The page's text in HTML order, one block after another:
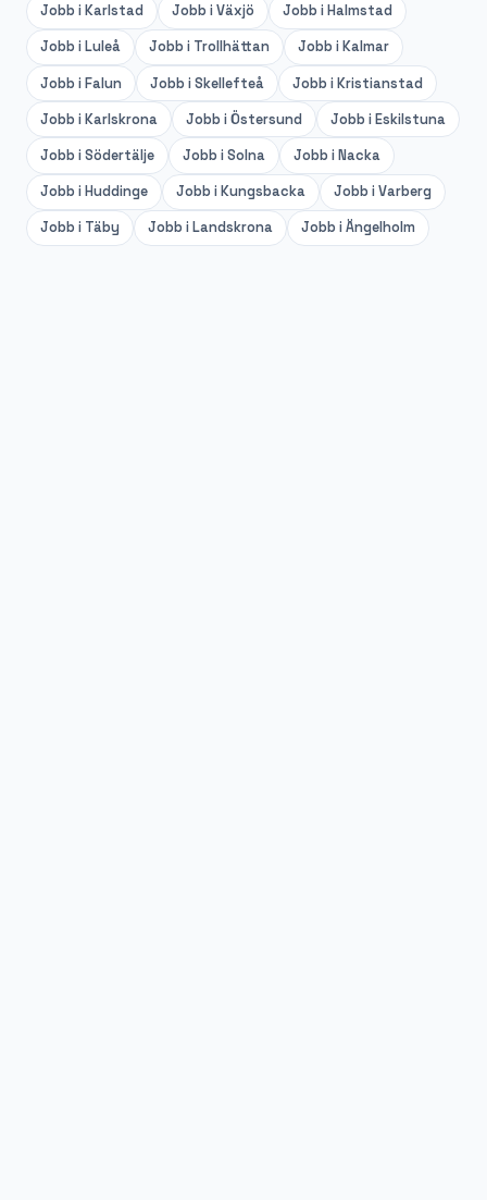
Jobb iKarlstad Jobb iVäxjö Jobb iHalmstad
Jobb iLuleå Jobb i Trollhättan Jobb iKalmar
Jobb iFalun Jobb iSkellefteå Jobb iKristianstad
Jobb iKarlskrona Jobb iÖstersund Jobb iEskilstuna
Jobb iSödertälje Jobb iSolna Jobb iNacka
Jobb iHuddinge Jobb iKungsbacka Jobb iVarberg
Jobb i Täby Jobb iLandskrona Jobb iÄngelholm